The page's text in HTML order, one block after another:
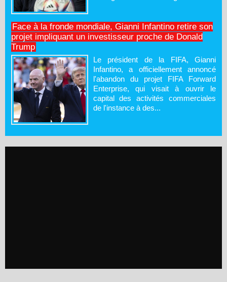
Face à la fronde mondiale, Gianni Infantino retire son
projet impliquant un investisseur proche de Donald
Trump
Le président de la FIFA, Gianni
Infantino, a officiellement annoncé
l'abandon du projet FIFA Forward
Enterprise, qui visait à ouvrir le
capital des activités commerciales
de l'instance à des...